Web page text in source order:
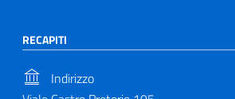
RECAPITI
Indirizzo